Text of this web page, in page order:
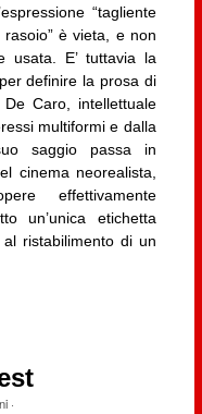
“tagliente
rasoio” è vieta, e non
usata. E’ tuttavia la
definire la prosa di
De Caro, intellettuale
multiformi e dalla
saggio passa in
cinema neorealista,
effettivamente
un’unica etichetta
ristabilimento di un
·